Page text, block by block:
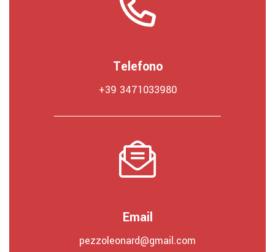
Telefono
+39 3471033980
Email
pezzoleonard@gmail.com